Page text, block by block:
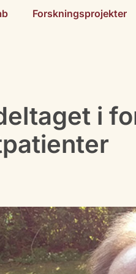
Forskningsprojekter
i